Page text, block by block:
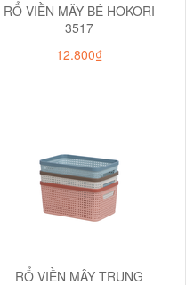
RỔ VIỀN MÂY BÉ HOKORI
3517
12.800₫
RỔ VIỀN MÂY TRUNG